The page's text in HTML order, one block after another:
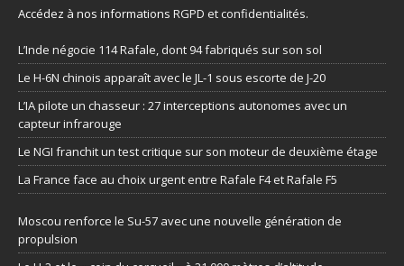
Accédez à nos informations RGPD et confidentialités.
L’Inde négocie 114 Rafale, dont 94 fabriqués sur son sol
Le H-6N chinois apparaît avec le JL-1 sous escorte de J-20
L’IA pilote un chasseur : 27 interceptions autonomes avec un
capteur infrarouge
Le NGI franchit un test critique sur son moteur de deuxième étage
La France face au choix urgent entre Rafale F4 et Rafale F5
Moscou renforce le Su-57 avec une nouvelle génération de
propulsion